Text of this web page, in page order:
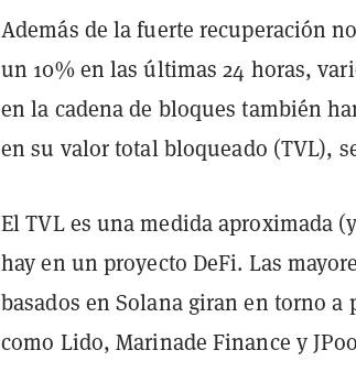
Además de la fuerte recuperación
un 10% en las últimas 24 horas,
en la cadena de bloques también
en su valor total bloqueado (TVL),
El TVL es una medida aproximada
hay en un proyecto DeFi. Las
basados en Solana giran en torno
como Lido, Marinade Finance y